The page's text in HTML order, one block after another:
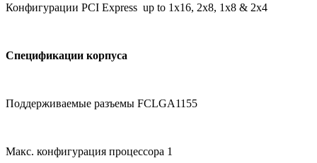
Конфигурации PCI Express up to 1x16, 2x8, 1x8 & 2x4
Спецификации корпуса
Поддерживаемые разъемы FCLGA1155
Макс. конфигурация процессора 1